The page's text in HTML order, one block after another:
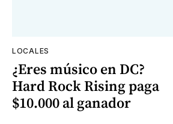
LOCALES
¿Eres músico en DC?
Hard Rock Rising paga
$10.000 al ganador